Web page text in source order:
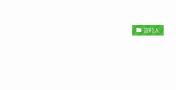
芸能人